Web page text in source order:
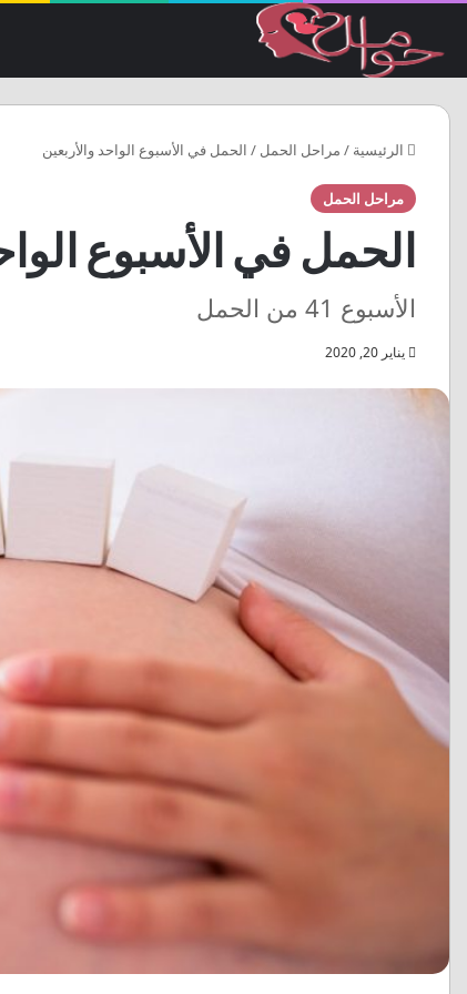
الرئيسية / مراحل الحمل / الحمل في الأسبوع الواحد والأربعين
مراحل الحمل
الحمل في الأسبوع
الأسبوع 41 من الحمل
يناير 20, 2020